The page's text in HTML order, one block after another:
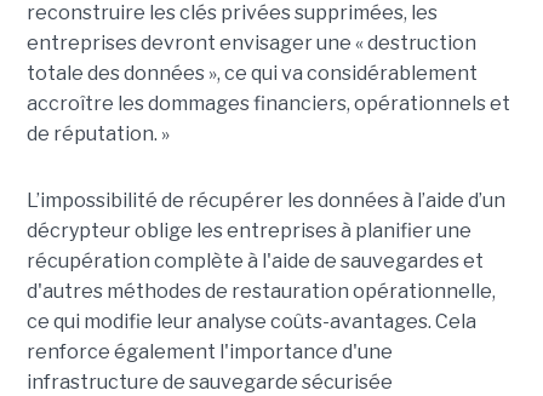
reconstruire les clés privées supprimées, les
entreprises devront envisager une « destruction
totale des données », ce qui va considérablement
accroître les dommages financiers, opérationnels et
de réputation. »
L’impossibilité de récupérer les données à l’aide d’un
décrypteur oblige les entreprises à planifier une
récupération complète à l'aide de sauvegardes et
d'autres méthodes de restauration opérationnelle,
ce qui modifie leur analyse coûts-avantages. Cela
renforce également l'importance d'une
infrastructure de sauvegarde sécurisée